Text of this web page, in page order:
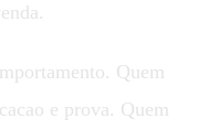
Quem
e prova. Quem